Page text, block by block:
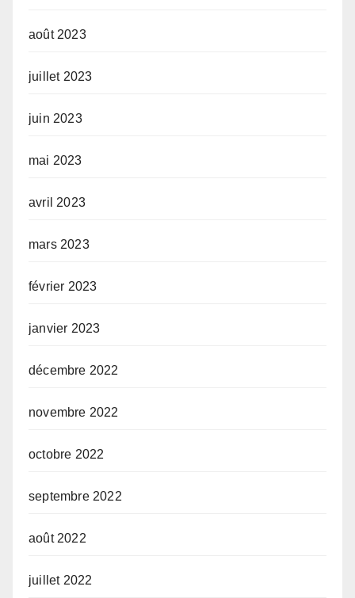
août 2023
juillet 2023
juin 2023
mai 2023
avril 2023
mars 2023
février 2023
janvier 2023
décembre 2022
novembre 2022
octobre 2022
septembre 2022
août 2022
juillet 2022